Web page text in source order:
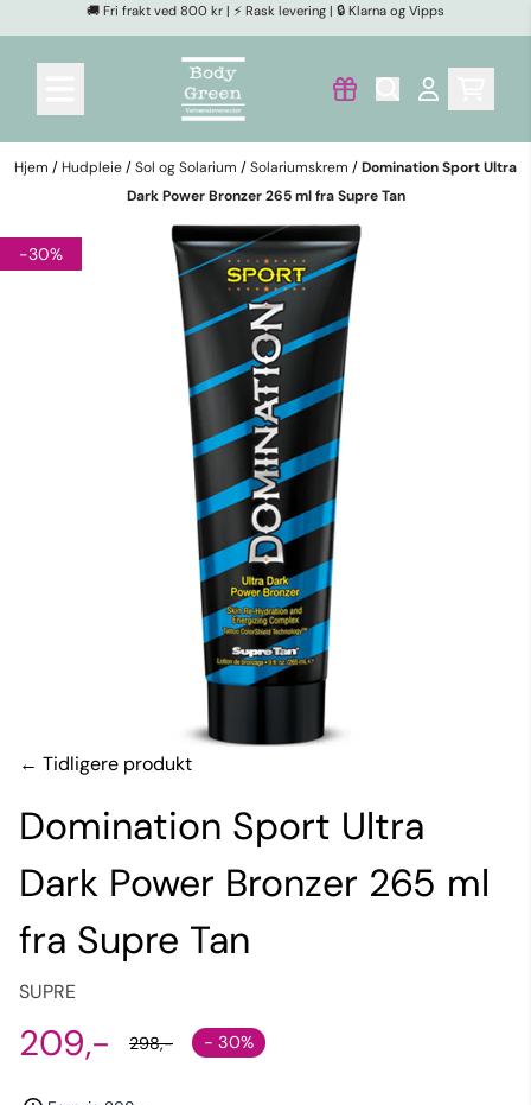
Hopp til innhold🚚 Fri frakt ved 800 kr | ⚡ Rask levering | 🔒 Klarna og Vipps
Hjem / Hudpleie/Sol og Solarium /Solariumskrem /Domination Sport Ultra
Dark Power Bronzer 265 ml fra Supre Tan
-30%
← Tidligere produkt
Domination Sport Ultra
Dark Power Bronzer 265 ml
fra Supre Tan
SUPRE
209,- 298,- - 30%